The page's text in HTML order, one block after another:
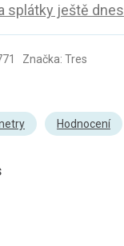
splátky ještě dnes
Značka: Tres
Hodnocení